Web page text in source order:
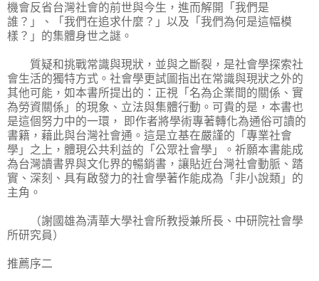
機會反省台灣社會的前世與今生，進而解開「我們是
誰？」、「我們在追求什麼？」以及「我們為何是這幅模
樣？」的集體身世之謎。
質疑和挑戰常識與現狀，並與之斷裂，是社會學探索社
會生活的獨特方式。社會學更試圖指出在常識與現狀之外的
其他可能，如本書所提出的：正視「名為企業間的關係、實
為勞資關係」的現象、立法與集體行動。可貴的是，本書也
是這個努力中的一環， 即作者將學術專著轉化為通俗可讀的
書籍，藉此與台灣社會通。這是立基在嚴謹的「專業社會
學」之上，體現公共利益的「公眾社會學」。祈願本書能成
為台灣讀書界與文化界的暢銷書，讓貼近台灣社會動脈、踏
實、深刻、具有啟發力的社會學著作能成為「非小說類」的
主角。
（謝國雄為清華大學社會所教授兼所長、中研院社會學
所研究員）
推薦序二